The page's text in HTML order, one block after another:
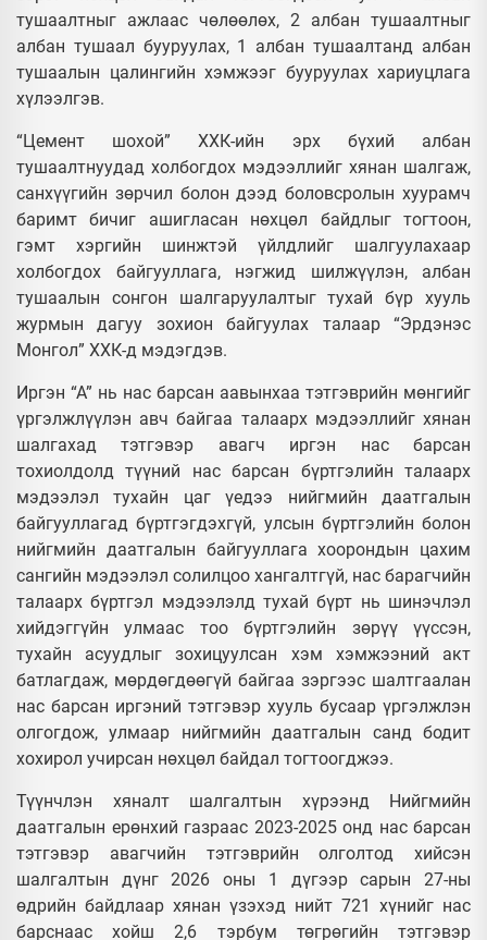
тушаалтныг ажлаас чөлөөлөх, 2 албан тушаалтныг
албан тушаал бууруулах, 1 албан тушаалтанд албан
тушаалын цалингийн хэмжээг бууруулах хариуцлага
хүлээлгэв.
“Цемент шохой” ХХК-ийн эрх бүхий албан
тушаалтнуудад холбогдох мэдээллийг хянан шалгаж,
санхүүгийн зөрчил болон дээд боловсролын хуурамч
баримт бичиг ашигласан нөхцөл байдлыг тогтоон,
гэмт хэргийн шинжтэй үйлдлийг шалгуулахаар
холбогдох байгууллага, нэгжид шилжүүлэн, албан
тушаалын сонгон шалгаруулалтыг тухай бүр хууль
журмын дагуу зохион байгуулах талаар “Эрдэнэс
Монгол” ХХК-д мэдэгдэв.
Иргэн “А” нь нас барсан аавынхаа тэтгэврийн мөнгийг
үргэлжлүүлэн авч байгаа талаарх мэдээллийг хянан
шалгахад тэтгэвэр авагч иргэн нас барсан
тохиолдолд түүний нас барсан бүртгэлийн талаарх
мэдээлэл тухайн цаг үедээ нийгмийн даатгалын
байгууллагад бүртгэгдэхгүй, улсын бүртгэлийн болон
нийгмийн даатгалын байгууллага хоорондын цахим
сангийн мэдээлэл солилцоо хангалтгүй, нас барагчийн
талаарх бүртгэл мэдээлэлд тухай бүрт нь шинэчлэл
хийдэггүйн улмаас тоо бүртгэлийн зөрүү үүссэн,
тухайн асуудлыг зохицуулсан хэм хэмжээний акт
батлагдаж, мөрдөгдөөгүй байгаа зэргээс шалтгаалан
нас барсан иргэний тэтгэвэр хууль бусаар үргэлжлэн
олгогдож, улмаар нийгмийн даатгалын санд бодит
хохирол учирсан нөхцөл байдал тогтоогджээ.
Түүнчлэн хяналт шалгалтын хүрээнд Нийгмийн
даатгалын ерөнхий газраас 2023-2025 онд нас барсан
тэтгэвэр авагчийн тэтгэврийн олголтод хийсэн
шалгалтын дүнг 2026 оны 1 дүгээр сарын 27-ны
өдрийн байдлаар хянан үзэхэд нийт 721 хүнийг нас
барснаас хойш 2,6 тэрбум төгрөгийн тэтгэвэр